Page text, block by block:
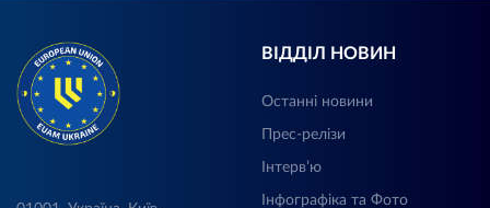
ВІДДІЛ НОВИН
Останні новини
Прес-релізи
Інтерв’ю
Інфографіка та Фото